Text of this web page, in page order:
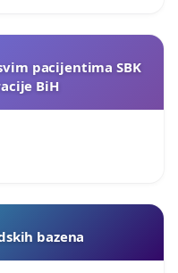
pacijentima SBK
BiH
bazena